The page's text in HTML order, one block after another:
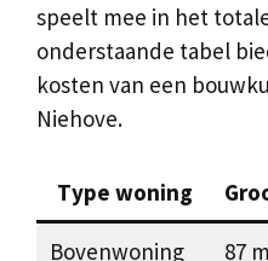
speelt mee in het
onderstaande tabel
kosten van een
Niehove.
Type woning
Bovenwoning 87